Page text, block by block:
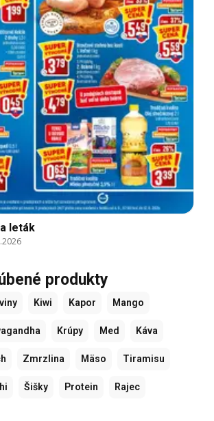
leták
produkty
Kiwi Kapor Mango
Krúpy Med Káva
Zmrzlina Mäso Tiramisu
Šišky Protein Rajec